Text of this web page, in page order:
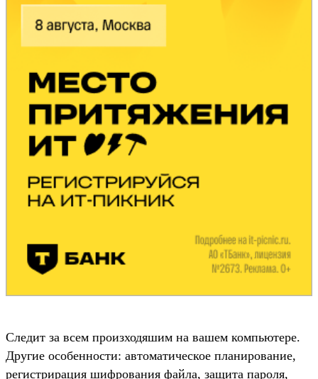
Следит за всем произходяшим на вашем компьютере.
Другие особенности: автоматическое планирование,
регистрирация шифрования файла, защита пароля,